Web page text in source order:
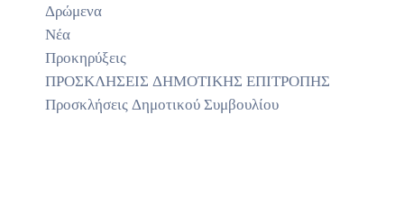
Δρώμενα
Νέα
Προκηρύξεις
ΠΡΟΣΚΛΗΣΕΙΣ ΔΗΜΟΤΙΚΗΣ ΕΠΙΤΡΟΠΗΣ
Προσκλήσεις Δημοτικού Συμβουλίου